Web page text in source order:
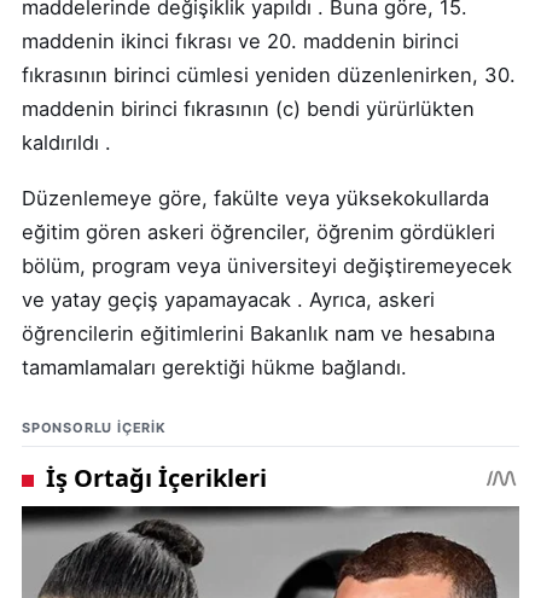
maddelerinde değişiklik yapıldı . Buna göre, 15.
maddenin ikinci fıkrası ve 20. maddenin birinci
fıkrasının birinci cümlesi yeniden düzenlenirken, 30.
maddenin birinci fıkrasının (c) bendi yürürlükten
kaldırıldı .
Düzenlemeye göre, fakülte veya yüksekokullarda
eğitim gören askeri öğrenciler, öğrenim gördükleri
bölüm, program veya üniversiteyi değiştiremeyecek
ve yatay geçiş yapamayacak . Ayrıca, askeri
öğrencilerin eğitimlerini Bakanlık nam ve hesabına
tamamlamaları gerektiği hükme bağlandı.
SPONSORLU IÇERIK